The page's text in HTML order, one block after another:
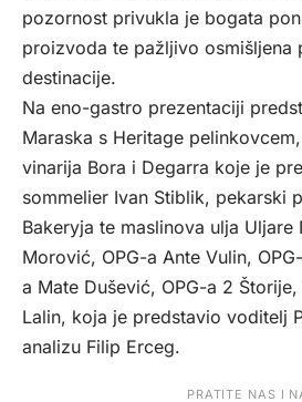
pozornost privukla je bogata
proizvoda te pažljivo osmišljena
destinacije.
Na eno-gastro prezentaciji
Maraska s Heritage
vinarija Bora i Degarra koje je
sommelier Ivan Stiblik, pekarski
Bakeryja te maslinova ulja Uljare
Morović, OPG-a Ante Vulin,
a Mate Dušević, OPG-a 2 Štorije,
Lalin, koja je predstavio voditelj
analizu Filip Erceg.
PRATITE NAS I